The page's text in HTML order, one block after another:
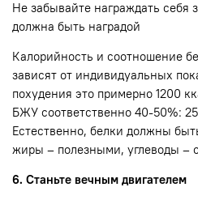
Не забывайте награждать себя
должна быть наградой
Калорийность и соотношение
зависят от индивидуальных
похудения это примерно 1200
БЖУ соответственно 40-50%:
Естественно, белки должны
жиры – полезными, углеводы –
6. Станьте вечным двигателем